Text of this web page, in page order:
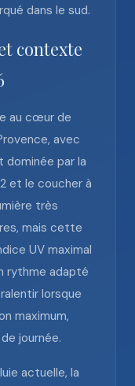
dans le sud.
contexte
au cœur de
avec
dominée par la
et le coucher à
très
mais cette
UV maximal
rythme adapté
lorsque
maximum,
journée.
actuelle, la